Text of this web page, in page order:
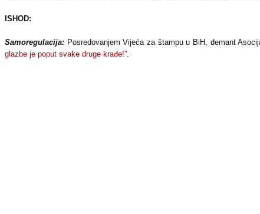
ISHOD:
Samoregulacija: Posredovanjem Vijeća za štampu u BiH, demant
glazbe je poput svake druge krađe!”